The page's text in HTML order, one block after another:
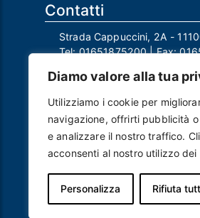
Diamo valore alla tua
Utilizziamo i cookie per
navigazione, offrirti pubblicità
e analizzare il nostro traffico.
acconsenti al nostro utilizzo dei
Personalizza Rifiuta
Contatti
Strada Cappuccini, 2A -
Tel:01651875200| Fax:
Mail Responsabile Protezione
rpd@univda.it
Posta certificata:
P.IVA 01040890079 e C.F.
Codice Univoco Ufficio:
Nome ufficio: Uff_eFatturaPA
Codice IPA: uvdau_ao